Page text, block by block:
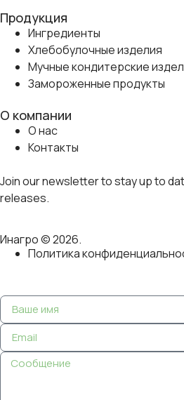
Продукция
Ингредиенты
Хлебобулочные изделия
Мучные кондитерские
Замороженные продукты
О компании
О нас
Контакты
Join our newsletter to stay up to
releases.
Инагро © 2026.
Политика